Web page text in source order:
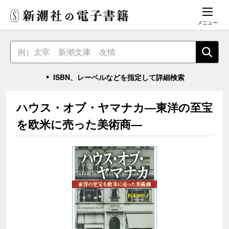
メニュー
ISBN、レーベルなどを指定して詳細検索
ハウス・オブ・ヤマナカ―東洋の至宝
を欧米に売った美術商―